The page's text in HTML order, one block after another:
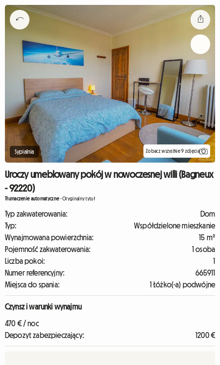
Sypialnia Zobacz wszystkie 9 zdjęcia
Uroczy umeblowany pokój w nowoczesnej willi (Bagneux
- 92220)
Tłumaczenie automatyczne-Oryginalny tytuł
Typ zakwaterowania:
Dom
Typ:
Współdzielone mieszkanie
Wynajmowana powierzchnia:
15 m²
Pojemność zakwaterowania:
1 osoba
Liczba pokoi:
1
Numer referencyjny:
665911
Miejsca do spania:
1 Łóżko(-a) podwójne
Czynsz i warunki wynajmu
470 € / noc
Depozyt zabezpieczający:
1200 €